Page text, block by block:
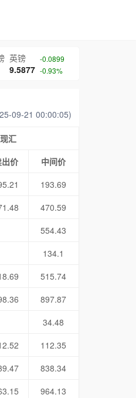
英镑
9.5877
-0.0899
-0.93%
09-21 00:00:05)
现汇
出价
中间价
193.69
470.59
554.43
134.1
515.74
897.87
34.48
112.35
838.34
964.13